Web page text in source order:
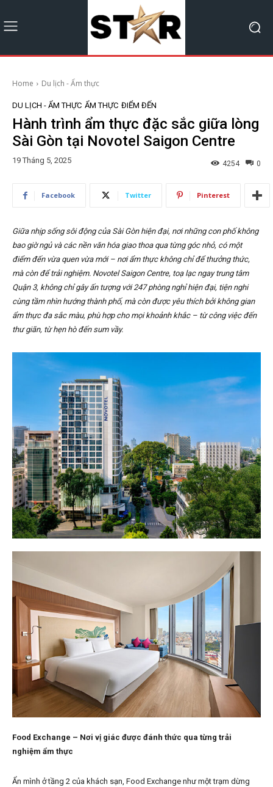
Home Du lịch - Ẩm thực
DU LỊCH - ẨM THỰC ẨM THỰC ĐIỂM ĐẾN
Hành trình ẩm thực đặc sắc giữa lòng
Sài Gòn tại Novotel Saigon Centre
19 Tháng 5, 2025 0
4254
Facebook Twitter Pinterest
Giữa nhịp sống sôi động của Sài Gòn hiện đại, nơi những con phố không
bao giờ ngủ và các nền văn hóa giao thoa qua từng góc nhỏ, có một
điểm đến vừa quen vừa mới – nơi ẩm thực không chỉ để thưởng thức,
mà còn để trải nghiệm. Novotel Saigon Centre, toạ lạc ngay trung tâm
Quận 3, không chỉ gây ấn tượng với 247 phòng nghỉ hiện đại, tiện nghi
cùng tầm nhìn hướng thành phố, mà còn được yêu thích bởi không gian
ẩm thực đa sắc màu, phù hợp cho mọi khoảnh khắc – từ công việc đến
thư giãn, từ hẹn hò đến sum vầy.
Food Exchange – Nơi vị giác được đánh thức qua từng trải
nghiệm ẩm thực
Ẩn mình ở tầng 2 của khách sạn, Food Exchange như một trạm dừng